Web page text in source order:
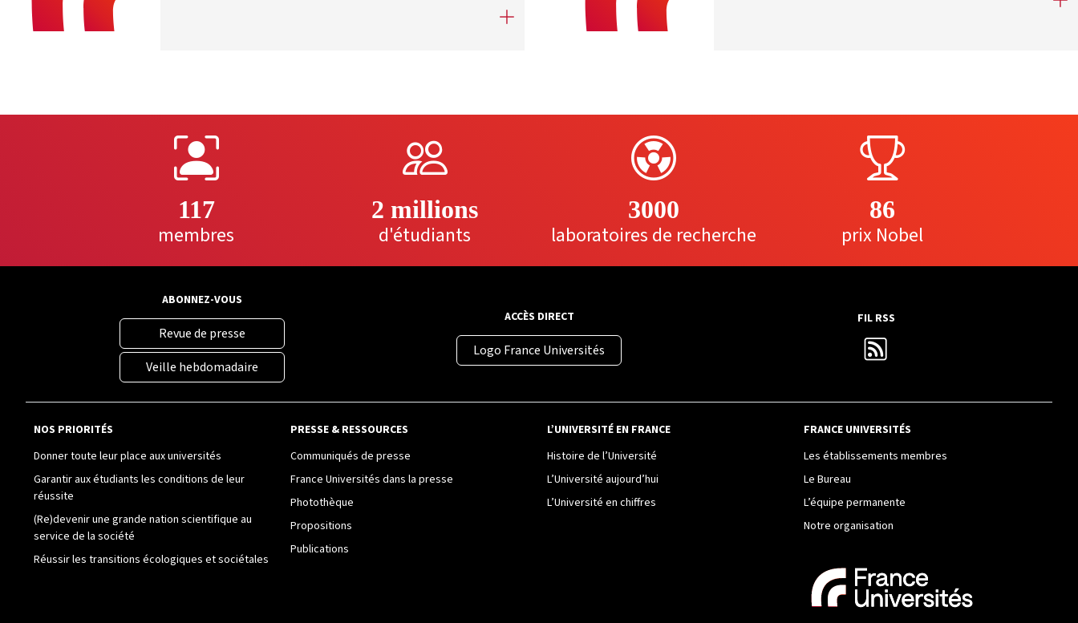
117
membres
2 millions
d'étudiants
3000
laboratoires de recherche
86
prix Nobel
ABONNEZ-VOUS
Revue de presse
Veille hebdomadaire
ACCÈS DIRECT
Logo France Universités
FIL RSS
NOS PRIORITÉS
Donner toute leur place aux universités
Garantir aux étudiants les conditions de leur
réussite
(Re)devenir une grande nation scientifique au
service de la société
Réussir les transitions écologiques et sociétales
PRESSE & RESSOURCES
Communiqués de presse
France Universités dans la presse
Photothèque
Propositions
Publications
L’UNIVERSITÉ EN FRANCE
Histoire de l’Université
L’Université aujourd’hui
L’Université en chiffres
FRANCE UNIVERSITÉS
Les établissements membres
Le Bureau
L’équipe permanente
Notre organisation